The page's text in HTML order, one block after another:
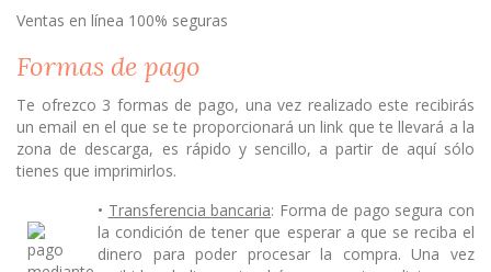
Ventas en línea 100% seguras
Formas de pago
Te ofrezco 3 formas de pago, una vez realizado este recibirás
un email en el que se te proporcionará un link que te llevará a la
zona de descarga, es rápido y sencillo, a partir de aquí sólo
tienes que imprimirlos.
• Transferencia bancaria: Forma de pago segura con
la condición de tener que esperar a que se reciba el
dinero para poder procesar la compra. Una vez